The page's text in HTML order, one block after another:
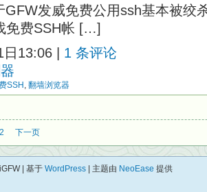
GFW发威免费公用ssh基本被绞
免费SSH帐 […]
13:06 | 1 条评论
SSH , 翻墙浏览器
2 下一页
| 基于 WordPress | 主题由 NeoEase 提供